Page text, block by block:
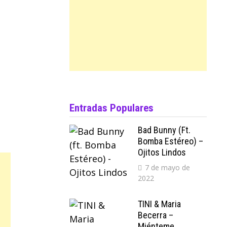
Entradas Populares
Bad Bunny (ft.
Bomba Estéreo) –
Ojitos Lindos
7 de mayo de
2022
TINI & Maria
Becerra –